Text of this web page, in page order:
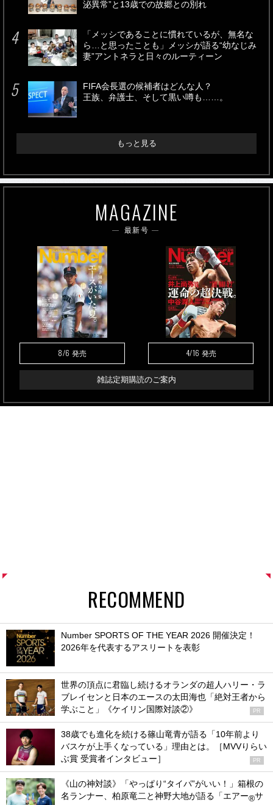
泌異常”と13歳での故郷との別れ
「メッシであることに慣れているが、無名な
ら…と思ったことも」メッシが語る“幼なじみ
妻”アントネラと日々のルーティーン
FIFA会長選の候補者はどんな人？
王族、弁護士、そして黒い噂も……。
もっと見る
MAGAZINE
最新号
8/6 発売 4/16 発売
雑誌定期購読のご案内
RECOMMEND
Number SPORTS OF THE YEAR 2026 開催決定！
2026年を代表するアスリートを表彰
世界の頂点に君臨し続けるオランダの超人ハリー・ラ
ブレイセンと日本のエースの太田海也「絶対王者から
学ぶこと」《ケイリン国際対談②》
PR
38歳でも進化を続ける篠山竜青が語る「10年前より
バスケが上手くなっている」理由とは。［MVVりらい
ぶ賞 受賞者インタビュー］
PR
《山の神対談》「やっぱり“タイパ”がいい！」箱根の
名ランナー、柏原竜二と神野大地が語る「エアー®サ